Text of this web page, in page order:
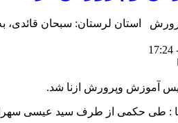
استان لرستان: سبحان قائدی،
آموزش وپرورش ازنا شد.
: طی حکمی از طرف سید عیسی